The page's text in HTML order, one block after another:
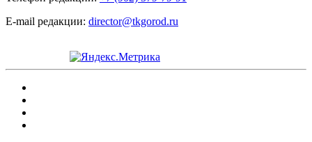
E-mail редакции: director@tkgorod.ru